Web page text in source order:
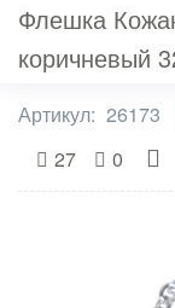
Флешка
коричневый
Артикул: 26173
27
0